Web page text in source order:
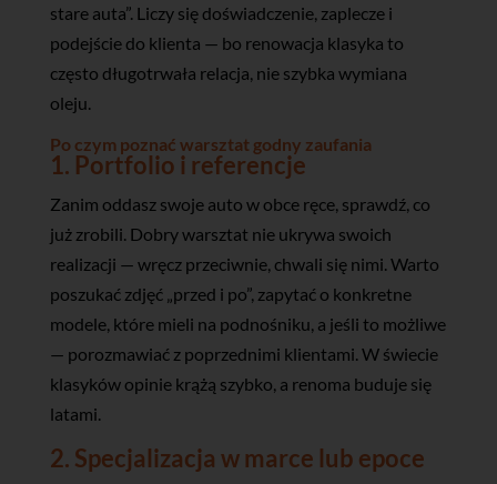
stare auta”. Liczy się doświadczenie, zaplecze i
podejście do klienta — bo renowacja klasyka to
często długotrwała relacja, nie szybka wymiana
oleju.
Po czym poznać warsztat godny zaufania
1. Portfolio i referencje
Zanim oddasz swoje auto w obce ręce, sprawdź, co
już zrobili. Dobry warsztat nie ukrywa swoich
realizacji — wręcz przeciwnie, chwali się nimi. Warto
poszukać zdjęć „przed i po”, zapytać o konkretne
modele, które mieli na podnośniku, a jeśli to możliwe
— porozmawiać z poprzednimi klientami. W świecie
klasyków opinie krążą szybko, a renoma buduje się
latami.
2. Specjalizacja w marce lub epoce